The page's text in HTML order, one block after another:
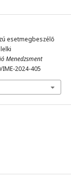
esetmegbeszélő
Menedzsment
2024-405